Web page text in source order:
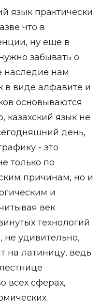
язык практически
что в
ну еще в
забывать о
наследие нам
в виде алфавите и
основываются
казахский язык не
день,
- это
только по
причинам, но и
и
век
технологий
удивительно,
на латиницу, ведь
всех сферах,